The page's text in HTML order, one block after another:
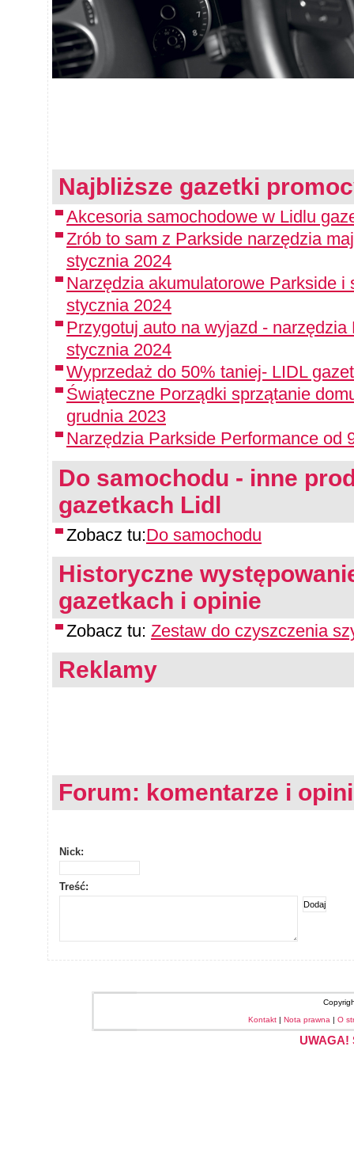
Najbliższe gazetki
Akcesoria samochodowe w Lidlu
Zrób to sam z Parkside narzędzia
stycznia 2024
Narzędzia akumulatorowe Parkside i
stycznia 2024
Przygotuj auto na wyjazd -
stycznia 2024
Wyprzedaż do 50% taniej- LIDL
Świąteczne Porządki sprzątanie
grudnia 2023
Narzędzia Parkside Performance od
Do samochodu - inne
gazetkach Lidl
Zobacz tu:Do samochodu
Historyczne
gazetkach i opinie
Zobacz tu: Zestaw do czyszczenia
Reklamy
Forum: komentarze i
Nick:
Treść:
Kontakt | Nota prawna | O
UWAGA!